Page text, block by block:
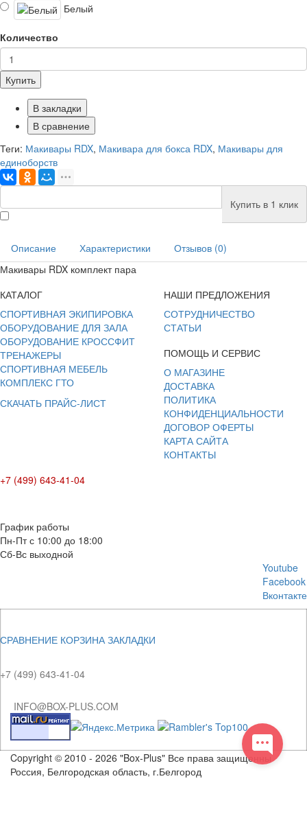
Белый
Количество
Купить
В закладки
В сравнение
Теги: Макивары RDX, Макивара для бокса RDX, Макивары для
единоборств
Купить в 1 клик
Описание Характеристики
Отзывов (0)
Макивары RDX комплект пара
КАТАЛОГ
СПОРТИВНАЯ ЭКИПИРОВКА
ОБОРУДОВАНИЕ ДЛЯ ЗАЛА
ОБОРУДОВАНИЕ КРОССФИТ
ТРЕНАЖЕРЫ
СПОРТИВНАЯ МЕБЕЛЬ
КОМПЛЕКС ГТО
СКАЧАТЬ ПРАЙС-ЛИСТ
НАШИ ПРЕДЛОЖЕНИЯ
СОТРУДНИЧЕСТВО
СТАТЬИ
ПОМОЩЬ И СЕРВИС
О МАГАЗИНЕ
ДОСТАВКА
ПОЛИТИКА
КОНФИДЕНЦИАЛЬНОСТИ
ДОГОВОР ОФЕРТЫ
КАРТА САЙТА
КОНТАКТЫ
+7 (499) 643-41-04
График работы
Пн-Пт с 10:00 до 18:00
Сб-Вс выходной
Youtube
Facebook
Вконтакте
СРАВНЕНИЕ КОРЗИНА ЗАКЛАДКИ
+7 (499) 643-41-04
INFO@BOX-PLUS.COM
Copyright © 2010 - 2026 "Box-Plus" Все права защищенны
Россия, Белгородская область, г.Белгород